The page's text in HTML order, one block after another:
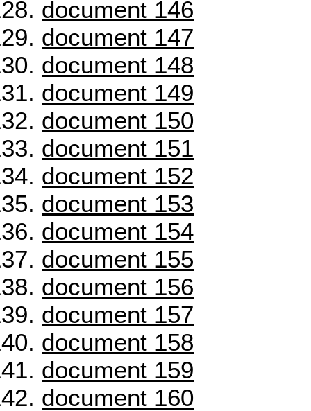
document 146
document 147
document 148
document 149
document 150
document 151
document 152
document 153
document 154
document 155
document 156
document 157
document 158
document 159
document 160